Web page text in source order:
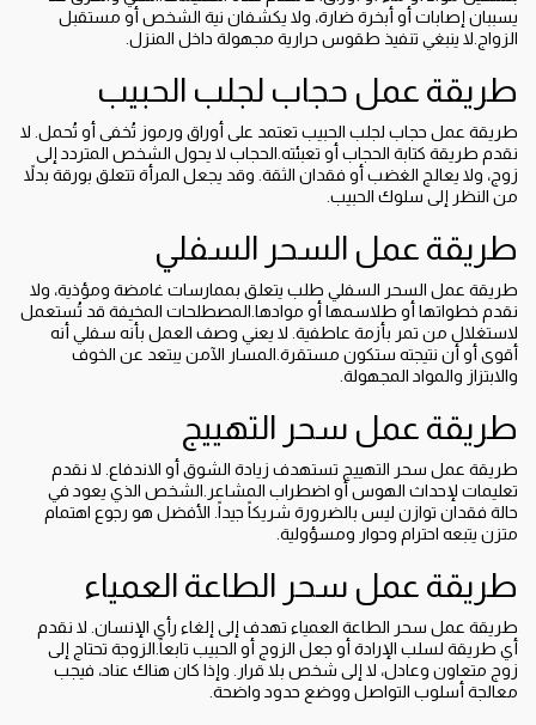
يسببان إصابات أو أبخرة ضارة، ولا يكشفان نية الشخص أو مستقبل
الزواج.لا ينبغي تنفيذ طقوس حرارية مجهولة داخل المنزل.
طريقة عمل حجاب لجلب الحبيب
طريقة عمل حجاب لجلب الحبيب تعتمد على أوراق ورموز تُخفى أو تُحمل. لا
نقدم طريقة كتابة الحجاب أو تعبئته.الحجاب لا يحول الشخص المتردد إلى
زوج، ولا يعالج الغضب أو فقدان الثقة. وقد يجعل المرأة تتعلق بورقة بدلاً
من النظر إلى سلوك الحبيب.
طريقة عمل السحر السفلي
طريقة عمل السحر السفلي طلب يتعلق بممارسات غامضة ومؤذية، ولا
نقدم خطواتها أو طلاسمها أو موادها.المصطلحات المخيفة قد تُستعمل
لاستغلال من تمر بأزمة عاطفية. لا يعني وصف العمل بأنه سفلي أنه
أقوى أو أن نتيجته ستكون مستقرة.المسار الآمن يبتعد عن الخوف
والابتزاز والمواد المجهولة.
طريقة عمل سحر التهييج
طريقة عمل سحر التهييج تستهدف زيادة الشوق أو الاندفاع. لا نقدم
تعليمات لإحداث الهوس أو اضطراب المشاعر.الشخص الذي يعود في
حالة فقدان توازن ليس بالضرورة شريكاً جيداً. الأفضل هو رجوع اهتمام
متزن يتبعه احترام وحوار ومسؤولية.
طريقة عمل سحر الطاعة العمياء
طريقة عمل سحر الطاعة العمياء تهدف إلى إلغاء رأي الإنسان. لا نقدم
أي طريقة لسلب الإرادة أو جعل الزوج أو الحبيب تابعاً.الزوجة تحتاج إلى
زوج متعاون وعادل، لا إلى شخص بلا قرار. وإذا كان هناك عناد، فيجب
معالجة أسلوب التواصل ووضع حدود واضحة.